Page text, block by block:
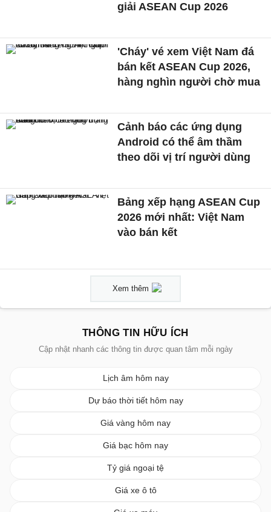
giải ASEAN Cup 2026
'Cháy' vé xem Việt Nam đá
bán kết ASEAN Cup 2026,
hàng nghìn người chờ mua
Cảnh báo các ứng dụng
Android có thể âm thầm
theo dõi vị trí người dùng
Bảng xếp hạng ASEAN Cup
2026 mới nhất: Việt Nam
vào bán kết
Xem thêm
THÔNG TIN HỮU ÍCH
Cập nhật nhanh các thông tin được quan tâm mỗi ngày
Lịch âm hôm nay
Dự báo thời tiết hôm nay
Giá vàng hôm nay
Giá bạc hôm nay
Tỷ giá ngoại tệ
Giá xe ô tô